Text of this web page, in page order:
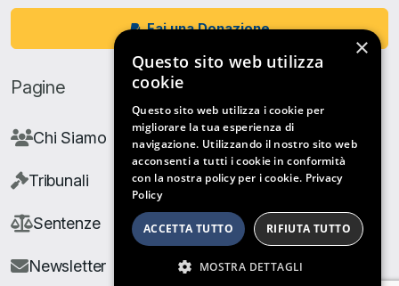
Fai una Donazione
Pagine
Chi Siamo
Tribunali
Sentenze
Newsletter
×
Questo sito web utilizza
cookie
Questo sito web utilizza i cookie per
migliorare la tua esperienza di
navigazione. Utilizzando il nostro sito web
acconsenti a tutti i cookie in conformità
con la nostra policy per i cookie. Privacy
Policy
ACCETTA TUTTO RIFIUTA TUTTO
MOSTRA DETTAGLI